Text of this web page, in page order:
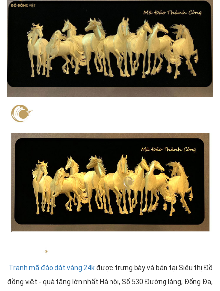
Tranh mã đáo dát vàng 24kđược trưng bày và bán tại Siêu thị Đồ
đồng việt - quà tặng lớn nhất Hà nội, Số 530 Đường láng, Đống Đa,